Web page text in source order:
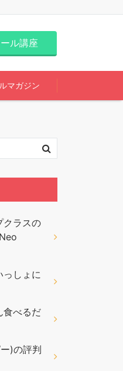
ル講座
マガジン
クラスの
っしょに
食べるだ
)の評判